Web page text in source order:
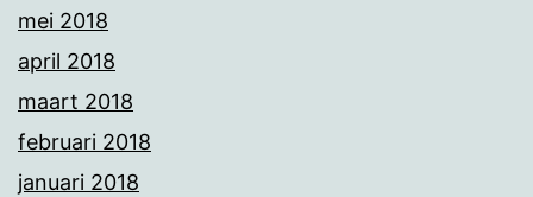
mei 2018
april 2018
maart 2018
februari 2018
januari 2018